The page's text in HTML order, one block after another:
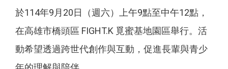
於114年9月20日（週六）上午9點至中午12點，
在高雄市橋頭區 FIGHT.K 覓蜜基地園區舉行。活
動希望透過跨世代創作與互動，促進長輩與青少